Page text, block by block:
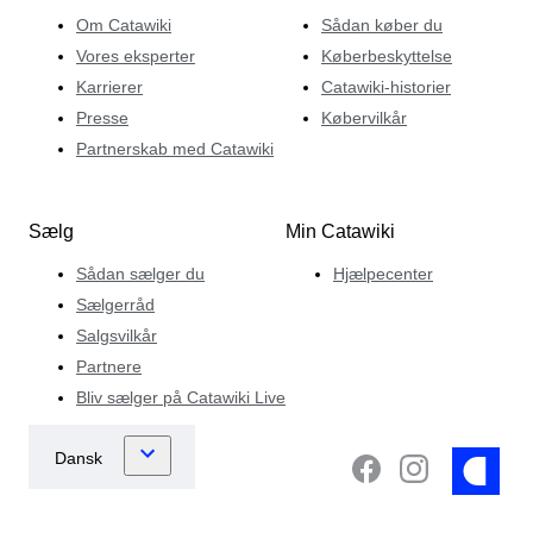
de disker op med. En million forskellige historier,
scenerier og oprindelser, alle forbundet af en særligt
Om Catawiki
Vores eksperter
Karrierer
Presse
Partnerskab med Catawiki
Sådan køber du
Køberbeskyttelse
Catawiki-historier
Købervilkår
Sælg
Sådan sælger du
Sælgerråd
Salgsvilkår
Partnere
Bliv sælger på Catawiki Live
Min Catawiki
Hjælpecenter